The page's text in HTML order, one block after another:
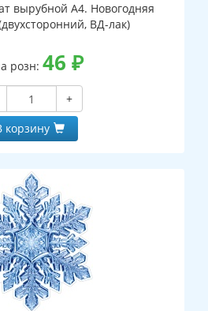
вырубной А4. Новогодняя
ВД-лак)
розн: 46 ₽
+
корзину